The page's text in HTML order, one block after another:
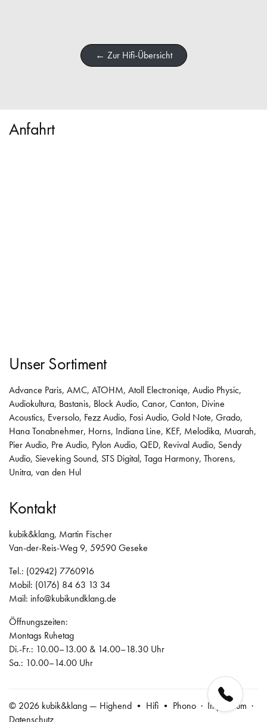
← Zur Hifi-Übersicht
Anfahrt
Unser Sortiment
Advance Paris, AMC, ATOHM, Atoll Electroniqe, Audio Physic,
Audiokultura, Bastanis, Block Audio, Canor, Canton, Divine
Acoustics, Eversolo, Fezz Audio, Fosi Audio, Gold Note, Grado,
Hana Tonabnehmer, Horns, Indiana Line, KEF, Melodika, Muarah,
Pier Audio, Pre Audio, Pylon Audio, QED, Revival Audio, Sendy
Audio, Sieveking Sound, STS Digital, Taga Harmony, Thorens,
Unitra, van den Hul
Kontakt
kubik&klang, Martin Fischer
Van-der-Reis-Weg 9, 59590 Geseke
Tel.: (02942) 7760916
Mobil: (0176) 84 63 13 34
Mail: info@kubikundklang.de
Öffnungszeiten:
Montags Ruhetag
Di.-Fr.: 10.00–13.00 & 14.00–18.30 Uhr
Sa.: 10.00–14.00 Uhr
© 2026 kubik&klang — Highend • Hifi • Phono · Impressum ·